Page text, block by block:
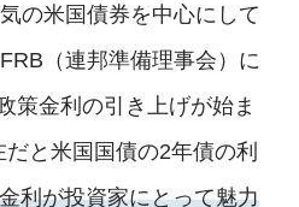
の米国債券を中心にして
（連邦準備理事会）に
策金利の引き上げが始ま
と米国国債の2年債の利
利が投資家にとって魅力